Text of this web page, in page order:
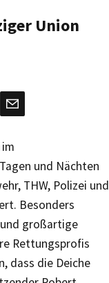
Union
und Nächten
THW, Polizei und
Besonders
großartige
Rettungsprofis
dass die Deiche